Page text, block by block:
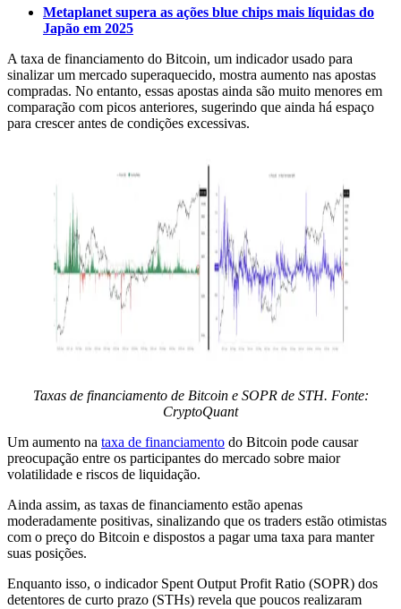
Metaplanet supera as ações blue chips mais líquidas do
Japão em 2025
A taxa de financiamento do Bitcoin, um indicador usado para
sinalizar um mercado superaquecido, mostra aumento nas apostas
compradas. No entanto, essas apostas ainda são muito menores em
comparação com picos anteriores, sugerindo que ainda há espaço
para crescer antes de condições excessivas.
Taxas de financiamento de Bitcoin e SOPR de STH. Fonte:
CryptoQuant
Um aumento na taxa de financiamento do Bitcoin pode causar
preocupação entre os participantes do mercado sobre maior
volatilidade e riscos de liquidação.
Ainda assim, as taxas de financiamento estão apenas
moderadamente positivas, sinalizando que os traders estão otimistas
com o preço do Bitcoin e dispostos a pagar uma taxa para manter
suas posições.
Enquanto isso, o indicador Spent Output Profit Ratio (SOPR) dos
detentores de curto prazo (STHs) revela que poucos realizaram